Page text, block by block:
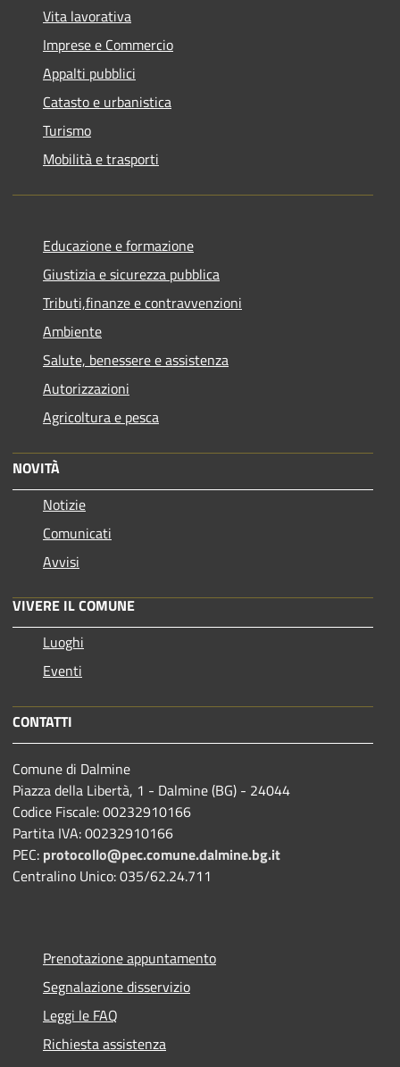
Vita lavorativa
Imprese e Commercio
Appalti pubblici
Catasto e urbanistica
Turismo
Mobilità e trasporti
Educazione e formazione
Giustizia e sicurezza pubblica
Tributi,finanze e contravvenzioni
Ambiente
Salute, benessere e assistenza
Autorizzazioni
Agricoltura e pesca
NOVITÀ
Notizie
Comunicati
Avvisi
VIVERE IL COMUNE
Luoghi
Eventi
CONTATTI
Comune di Dalmine
Piazza della Libertà, 1 - Dalmine (BG) - 24044
Codice Fiscale: 00232910166
Partita IVA: 00232910166
PEC: protocollo@pec.comune.dalmine.bg.it
Centralino Unico: 035/62.24.711
Prenotazione appuntamento
Segnalazione disservizio
Leggi le FAQ
Richiesta assistenza